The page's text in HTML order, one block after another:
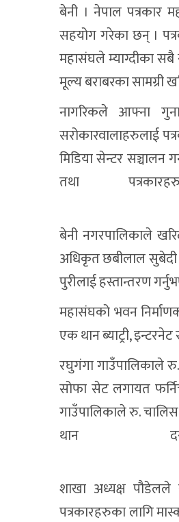
बेनी । नेपाल पत्रकार
सहयोग गरेका छन् ।
महासंघले म्याग्दीका
मूल्य बराबरका सामग्री
नागरिकले आफ्ना
सरोकारवालाहरुलाई
मिडिया सेन्टर सञ्चालन
तथा
बेनी नगरपालिकाले
अधिकृत छबीलाल सुबेदी
पुरीलाई हस्तान्तरण
महासंघको भवन
एक थान ब्याट्री,
रघुगंगा गाउँपालिकाले
सोफा सेट लगायत
गाउँपालिकाले रु.
थान
शाखा अध्यक्ष पौडेलले
पत्रकारहरुका लागि